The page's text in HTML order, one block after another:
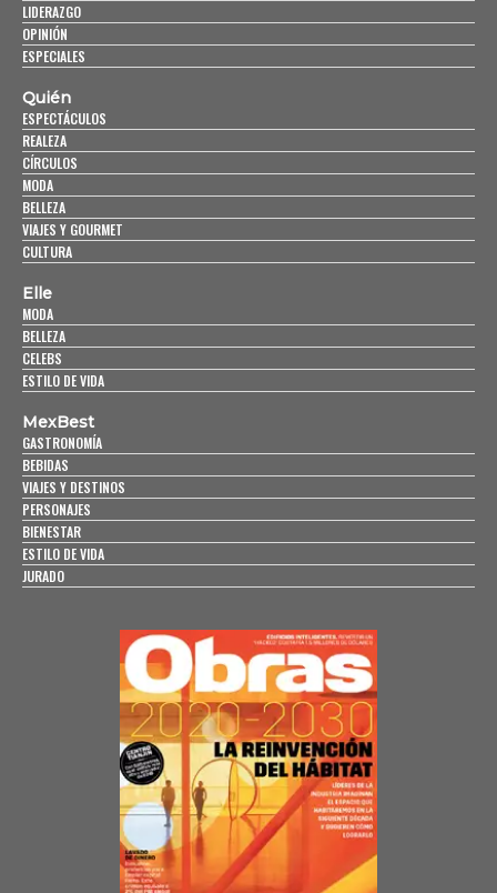
LIDERAZGO
OPINIÓN
ESPECIALES
Quién
ESPECTÁCULOS
REALEZA
CÍRCULOS
MODA
BELLEZA
VIAJES Y GOURMET
CULTURA
Elle
MODA
BELLEZA
CELEBS
ESTILO DE VIDA
MexBest
GASTRONOMÍA
BEBIDAS
VIAJES Y DESTINOS
PERSONAJES
BIENESTAR
ESTILO DE VIDA
JURADO